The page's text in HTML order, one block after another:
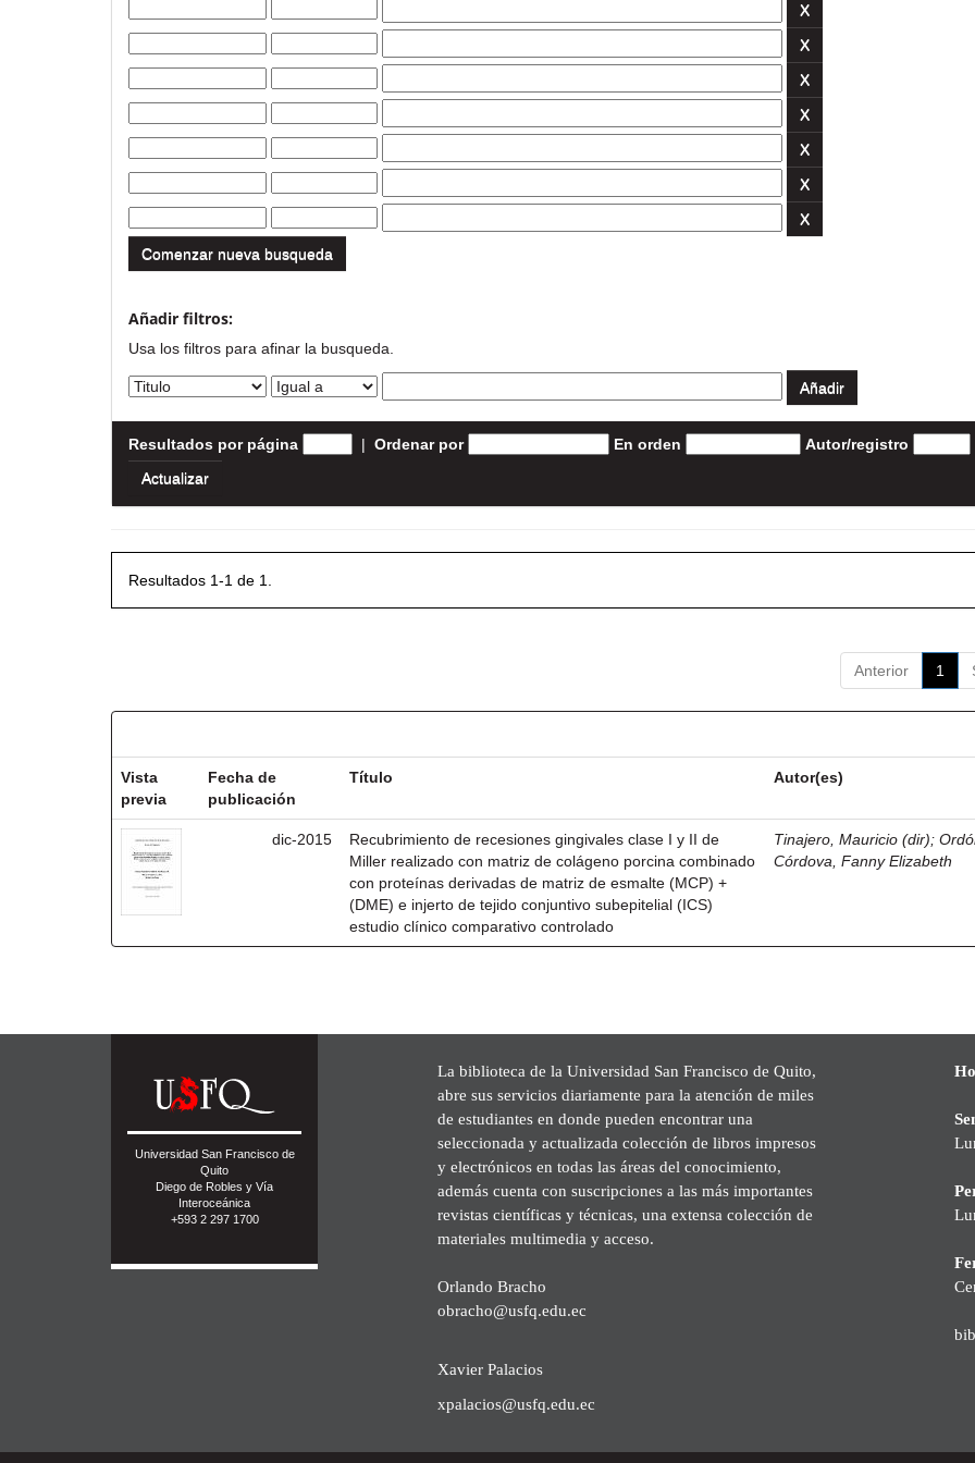
Comenzar nueva busqueda
Añadir filtros:
Usa los filtros para afinar la busqueda.
Resultados por página | Ordenar por En orden Autor/registro
Resultados 1-1 de 1.
Anterior 1
Vista
previa
Fecha de
publicación
Título Autor(es)
dic-2015
Recubrimiento de recesiones gingivales clase I y II de
Miller realizado con matriz de colágeno porcina combinado
con proteínas derivadas de matriz de esmalte (MCP) +
(DME) e injerto de tejido conjuntivo subepitelial (ICS)
estudio clínico comparativo controlado
Tinajero, Mauricio (dir);
Córdova, Fanny Elizabeth
Universidad San Francisco de
Quito
Diego de Robles y Vía
Interoceánica
+593 2 297 1700
La biblioteca de la Universidad San Francisco de Quito,
abre sus servicios diariamente para la atención de miles
de estudiantes en donde pueden encontrar una
seleccionada y actualizada colección de libros impresos
y electrónicos en todas las áreas del conocimiento,
además cuenta con suscripciones a las más importantes
revistas científicas y técnicas, una extensa colección de
materiales multimedia y acceso.
Orlando Bracho
obracho@usfq.edu.ec
Xavier Palacios
xpalacios@usfq.edu.ec